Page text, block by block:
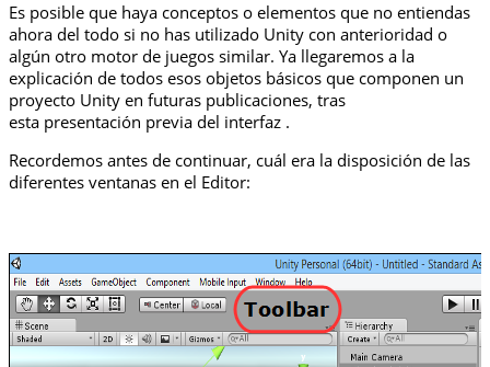
Es posible que haya conceptos o elementos que no entiendas
ahora del todo si no has utilizado Unity con anterioridad o
algún otro motor de juegos similar. Ya llegaremos a la
explicación de todos esos objetos básicos que componen un
proyecto Unity en futuras publicaciones, tras
esta presentación previa del interfaz .
Recordemos antes de continuar, cuál era la disposición de las
diferentes ventanas en el Editor: